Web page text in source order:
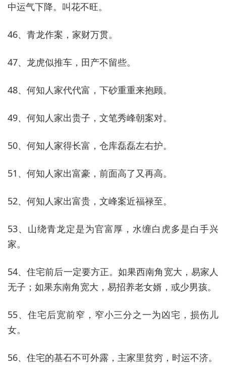
中运气下降。叫花不旺。
46、青龙作案，家财万贯。
47、龙虎似推车，田产不留些。
48、何知人家代代富，下砂重重来抱顾。
49、何知人家出贵子，文笔秀峰朝案对。
50、何知人家得长富，仓库磊磊左右护。
51、何知人家出富豪，前面高了又再高。
52、何知人家出富贵，文峰案近福禄至。
53、山绕青龙定是为官富厚，水缠白虎多是白手兴
家。
54、住宅前后一定要方正。如果西南角宽大，易家人
无子；如果东南角宽大，易招养老女婿，或少男孩。
55、住宅后宽前窄，窄小三分之一为凶宅，损伤儿
女。
56、住宅的基石不可外露，主家里贫穷，时运不济。